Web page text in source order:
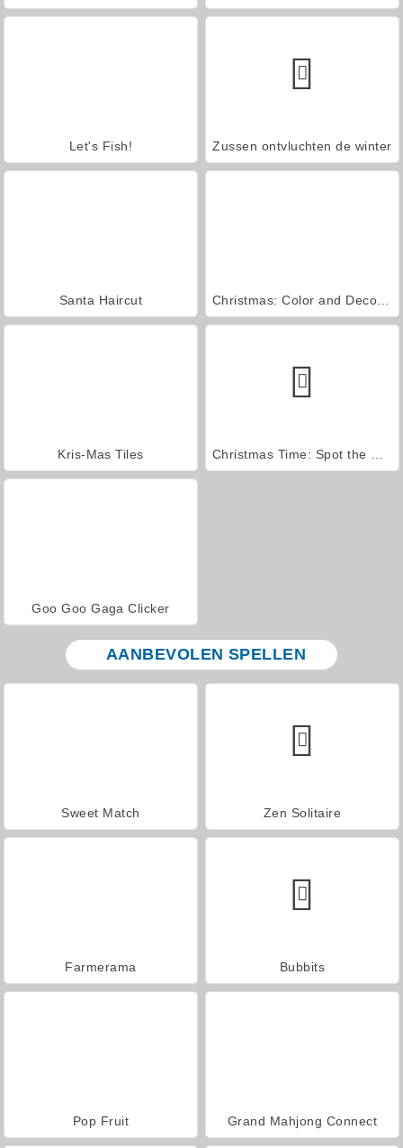
Let's Fish! Zussen ontvluchten de winter
Santa Haircut Christmas: Color and Decorate
Kris-Mas Tiles
Goo Goo Gaga Clicker
AANBEVOLEN SPELLEN
Sweet Match Zen Solitaire
Farmerama Bubbits
Pop Fruit Grand Mahjong Connect